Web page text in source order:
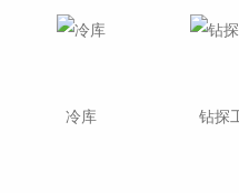
冷库 钻探